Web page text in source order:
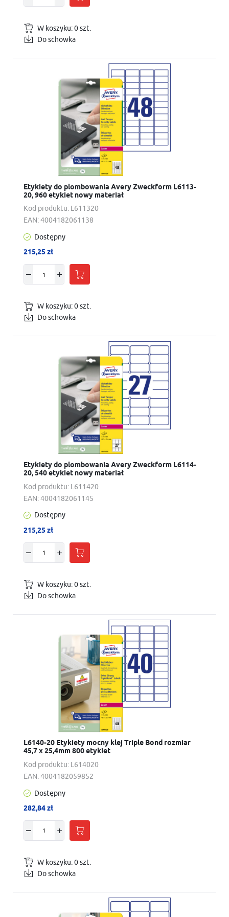
W koszyku:0szt.
Do schowka
Kod produktu: L611320
Etykiety do plombowania Avery Zweckform L6113-
20, 960 etykiet nowy materiał
EAN:4004182061138
Dostępny
215,25 zł
W koszyku:0szt.
Do schowka
Kod produktu: L611420
Etykiety do plombowania Avery Zweckform L6114-
20, 540 etykiet nowy materiał
EAN:4004182061145
Dostępny
215,25 zł
W koszyku:0szt.
Do schowka
Kod produktu: L614020
L6140-20 Etykiety mocny klej Triple Bond rozmiar
45,7 x 25,4mm 800 etykiet
EAN:4004182059852
Dostępny
282,84 zł
W koszyku:0szt.
Do schowka